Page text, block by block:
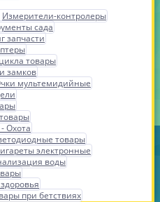
Измерители-контролеры
сада
запчасти
товары
замков
мультемидийные
Охота
товары
электронные
воды
при бетствиях